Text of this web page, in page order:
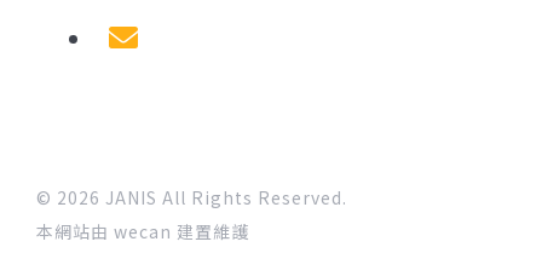
© 2026 JANIS All Rights Reserved.
本網站由 wecan 建置維護